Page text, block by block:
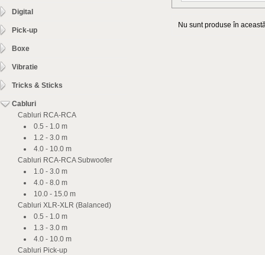
Digital
Pick-up
Boxe
Vibratie
Tricks & Sticks
Cabluri
Cabluri RCA-RCA
0.5 - 1.0 m
1.2 - 3.0 m
4.0 - 10.0 m
Cabluri RCA-RCA Subwoofer
1.0 - 3.0 m
4.0 - 8.0 m
10.0 - 15.0 m
Cabluri XLR-XLR (Balanced)
0.5 - 1.0 m
1.3 - 3.0 m
4.0 - 10.0 m
Cabluri Pick-up
Nu sunt produse în